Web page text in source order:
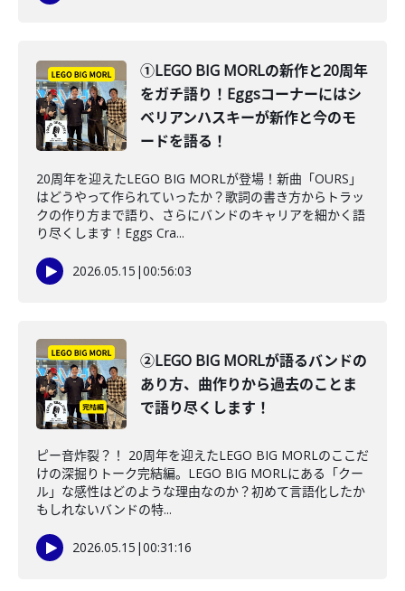
①LEGO BIG MORLの新作と20周年
をガチ語り！Eggsコーナーにはシ
ベリアンハスキーが新作と今のモ
ードを語る！
20周年を迎えたLEGO BIG MORLが登場！新曲「OURS」
はどうやって作られていったか？歌詞の書き方からトラッ
クの作り方まで語り、さらにバンドのキャリアを細かく語
り尽くします！Eggs Cra...
2026.05.15 |00:56:03
②LEGO BIG MORLが語るバンドの
あり方、曲作りから過去のことま
で語り尽くします！
ピー音炸裂？！ 20周年を迎えたLEGO BIG MORLのここだ
けの深掘りトーク完結編。LEGO BIG MORLにある「クー
ル」な感性はどのような理由なのか？初めて言語化したか
もしれないバンドの特...
2026.05.15 |00:31:16